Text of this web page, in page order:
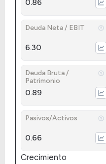
0.86
Deuda Neta / EBIT
6.30
Deuda Bruta /
Patrimonio
0.89
Pasivos/Activos
0.66
Crecimiento